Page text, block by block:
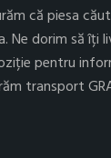
că piesa
Ne dorim să îți
pentru
transport